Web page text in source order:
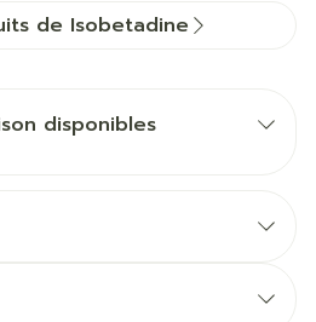
de Isobetadine
disponibles